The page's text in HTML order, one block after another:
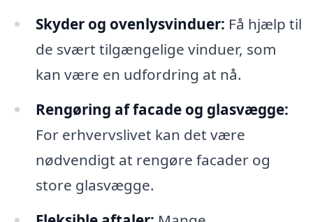
Skyder og ovenlysvinduer: Få hjælp til
de svært tilgængelige vinduer, som
kan være en udfordring at nå.
Rengøring af facade og glasvægge:
For erhvervslivet kan det være
nødvendigt at rengøre facader og
store glasvægge.